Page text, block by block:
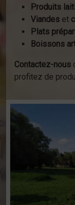
Produits
Viandes et
Plats
Boissons
Contactez-nous
profitez de